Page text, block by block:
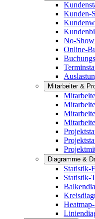
Kunden-
No-
Online-
Mitarbeiter &
Diagramme &
Statistik-
Statistik-